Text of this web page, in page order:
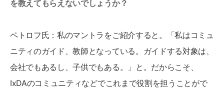
を教えてもらえないでしょうか？
ペトロフ氏：私のマントラをご紹介すると。「私はコミュ
ニティのガイド、教師となっている。ガイドする対象は、
会社でもあるし、子供でもある。」と。だからこそ、
IxDAのコミュニティなどでこれまで役割を担うことがで